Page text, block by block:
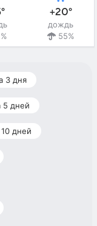
+20°
дождь
55%
3 дня
5 дней
дней